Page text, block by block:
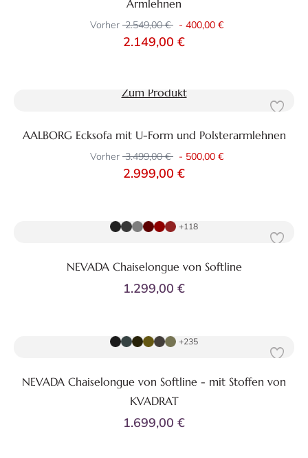
Armlehnen
Vorher 2.549,00 € - 400,00 €
2.149,00 €
Zum Produkt
AALBORG Ecksofa mit U-Form und Polsterarmlehnen
Vorher 3.499,00 € - 500,00 €
2.999,00 €
+118
NEVADA Chaiselongue von Softline
1.299,00 €
+235
NEVADA Chaiselongue von Softline - mit Stoffen von
KVADRAT
1.699,00 €